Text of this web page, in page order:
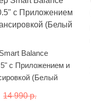
Balance
с Приложением и
(Белый
14 990 р.